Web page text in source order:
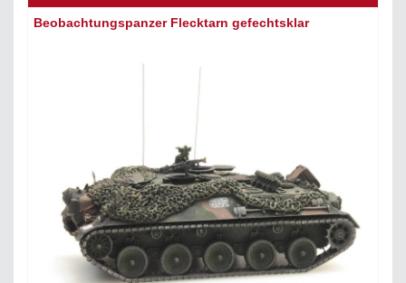
Beobachtungspanzer Flecktarn gefechtsklar